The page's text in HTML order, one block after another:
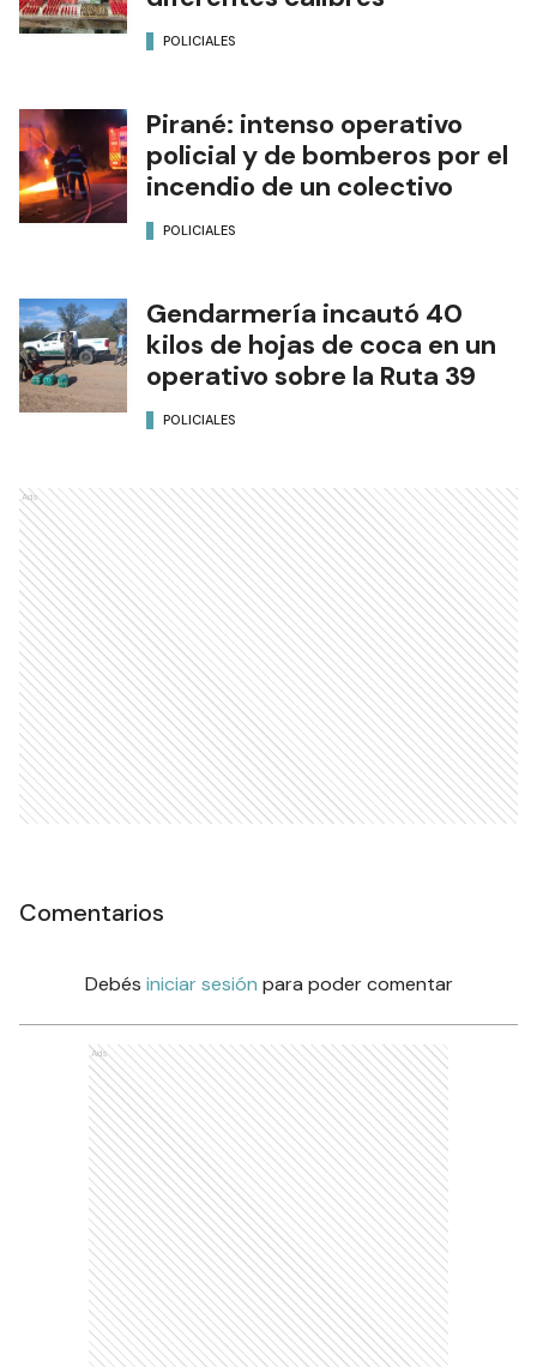
POLICIALES
Pirané: intenso operativo
policial y de bomberos por el
incendio de un colectivo
POLICIALES
Gendarmería incautó 40
kilos de hojas de coca en un
operativo sobre la Ruta 39
POLICIALES
Ads
Comentarios
Debés iniciar sesión para poder comentar
Ads